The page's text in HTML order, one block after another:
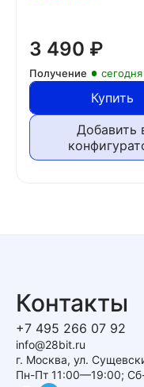
3 490 ₽
Получение сегодня
Купить
Добавить
Контакты
+7 495 266 07 92
info@28bit.ru
г. Москва, ул.
Пн-Пт 11:00—19:00;